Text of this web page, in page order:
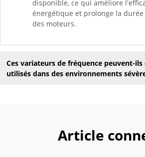
disponible, ce qui améliore
énergétique et prolonge la durée
des moteurs.
Ces variateurs de fréquence peuvent-ils
utilisés dans des environnements
Article